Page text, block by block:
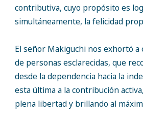
contributiva, cuyo propósito es
simultáneamente, la felicidad
El señor Makiguchi nos exhortó
de personas esclarecidas, que
desde la dependencia hacia la
esta última a la contribución
plena libertad y brillando al